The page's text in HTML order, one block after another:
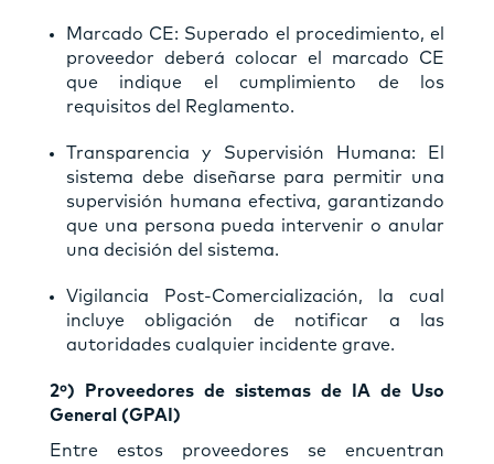
Marcado CE: Superado el procedimiento, el
proveedor deberá colocar el marcado CE
que indique el cumplimiento de los
requisitos del Reglamento.
Transparencia y Supervisión Humana: El
sistema debe diseñarse para permitir una
supervisión humana efectiva, garantizando
que una persona pueda intervenir o anular
una decisión del sistema.
Vigilancia Post-Comercialización, la cual
incluye obligación de notificar a las
autoridades cualquier incidente grave.
2º) Proveedores de sistemas de IA de Uso
General (GPAI)
Entre estos proveedores se encuentran